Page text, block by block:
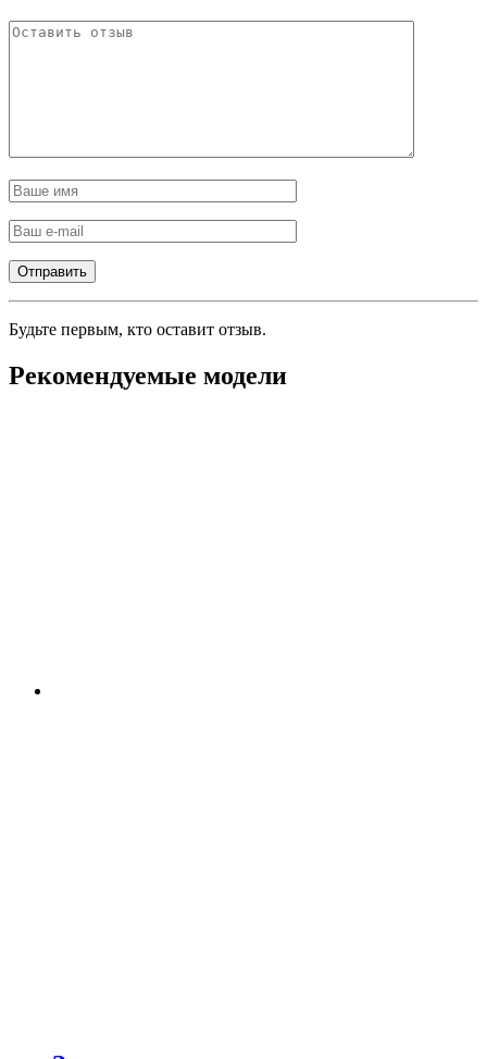
Будьте первым, кто оставит отзыв.
Рекомендуемые модели